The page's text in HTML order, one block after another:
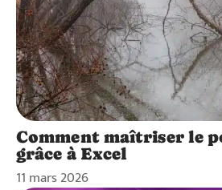
Comment maîtriser le
grâce à Excel
11 mars 2026